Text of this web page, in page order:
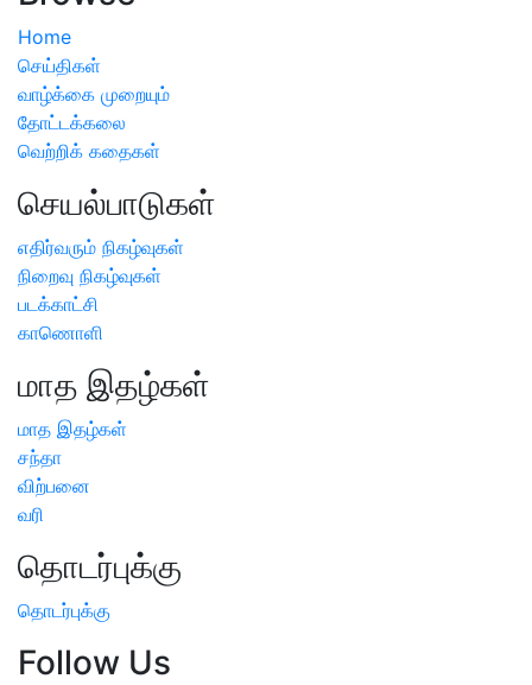
Home
செய்திகள்
வாழ்க்கை முறையும்
தோட்டக்கலை
வெற்றிக் கதைகள்
செயல்பாடுகள்
எதிர்வரும் நிகழ்வுகள்
நிறைவு நிகழ்வுகள்
படக்காட்சி
காணொளி
மாத இதழ்கள்
மாத இதழ்கள்
சந்தா
விற்பனை
வரி
தொடர்புக்கு
தொடர்புக்கு
Follow Us